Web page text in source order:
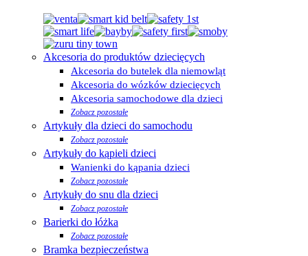
Akcesoria do produktów dziecięcych
Akcesoria do butelek dla niemowląt
Akcesoria do wózków dziecięcych
Akcesoria samochodowe dla dzieci
Zobacz pozostałe
Artykuły dla dzieci do samochodu
Zobacz pozostałe
Artykuły do kąpieli dzieci
Wanienki do kąpania dzieci
Zobacz pozostałe
Artykuły do snu dla dzieci
Zobacz pozostałe
Barierki do łóżka
Zobacz pozostałe
Bramka bezpieczeństwa